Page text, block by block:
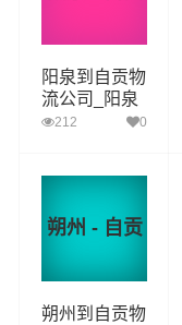
阳泉到自贡物
流公司_阳泉
到自贡货运_
212 0
朔州 - 自贡
朔州到自贡物